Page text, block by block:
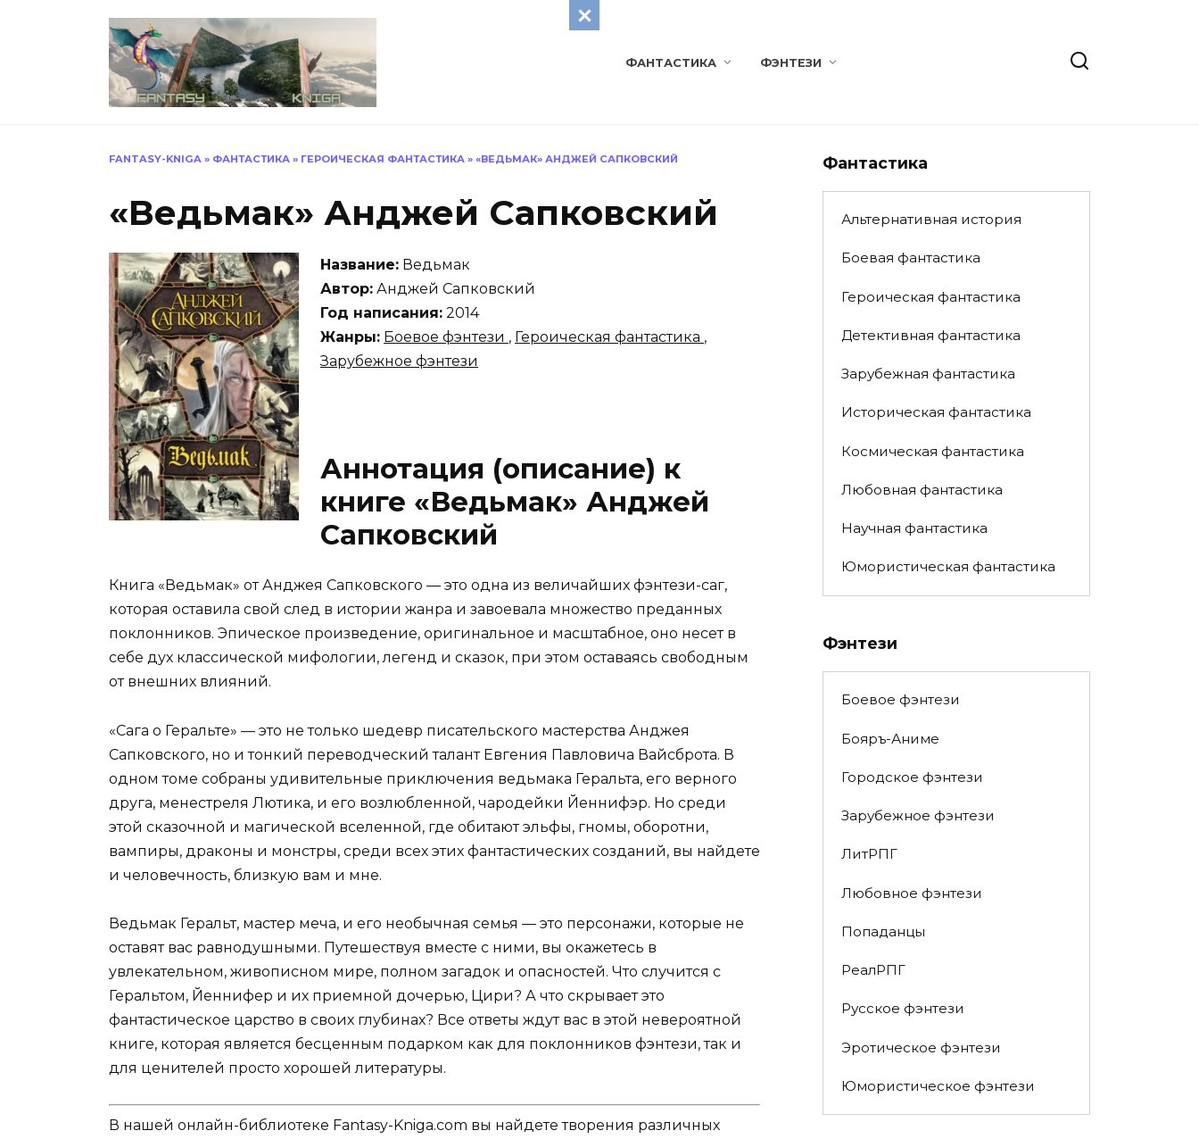
ФАНТАСТИКА ФЭНТЕЗИ
FANTASY-KNIGA » ФАНТАСТИКА » ГЕРОИЧЕСКАЯ ФАНТАСТИКА » «ВЕДЬМАК» АНДЖЕЙ САПКОВСКИЙ
«Ведьмак» Анджей Сапковский
Название: Ведьмак
Автор: Анджей Сапковский
Год написания: 2014
Жанры: Боевое фэнтези , Героическая фантастика ,
Зарубежное фэнтези
Аннотация (описание) к
книге «Ведьмак» Анджей
Сапковский
Книга «Ведьмак» от Анджея Сапковского — это одна из величайших фэнтези-саг,
которая оставила свой след в истории жанра и завоевала множество преданных
поклонников. Эпическое произведение, оригинальное и масштабное, оно несет в
себе дух классической мифологии, легенд и сказок, при этом оставаясь свободным
от внешних влияний.
«Сага о Геральте» — это не только шедевр писательского мастерства Анджея
Сапковского, но и тонкий переводческий талант Евгения Павловича Вайсброта. В
одном томе собраны удивительные приключения ведьмака Геральта, его верного
друга, менестреля Лютика, и его возлюбленной, чародейки Йеннифэр. Но среди
этой сказочной и магической вселенной, где обитают эльфы, гномы, оборотни,
вампиры, драконы и монстры, среди всех этих фантастических созданий, вы найдете
и человечность, близкую вам и мне.
Ведьмак Геральт, мастер меча, и его необычная семья — это персонажи, которые не
оставят вас равнодушными. Путешествуя вместе с ними, вы окажетесь в
увлекательном, живописном мире, полном загадок и опасностей. Что случится с
Геральтом, Йеннифер и их приемной дочерью, Цири? А что скрывает это
фантастическое царство в своих глубинах? Все ответы ждут вас в этой невероятной
книге, которая является бесценным подарком как для поклонников фэнтези, так и
для ценителей просто хорошей литературы.
В нашей онлайн-библиотеке Fantasy-Kniga.com вы найдете творения различных
Фантастика
Альтернативная история
Боевая фантастика
Героическая фантастика
Детективная фантастика
Зарубежная фантастика
Историческая фантастика
Космическая фантастика
Любовная фантастика
Научная фантастика
Юмористическая фантастика
Фэнтези
Боевое фэнтези
Бояръ-Аниме
Городское фэнтези
Зарубежное фэнтези
ЛитРПГ
Любовное фэнтези
Попаданцы
РеалРПГ
Русское фэнтези
Эротическое фэнтези
Юмористическое фэнтези